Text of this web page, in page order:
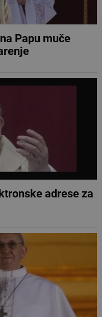
Papu muče
adrese za